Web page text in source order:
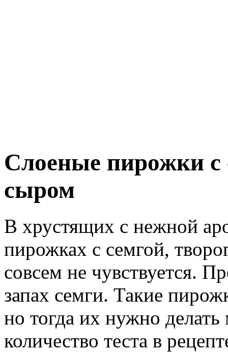
Слоеные пирожки с
сыром
В хрустящих с нежной
пирожках с семгой,
совсем не чувствуется.
запах семги. Такие
но тогда их нужно
количество теста в